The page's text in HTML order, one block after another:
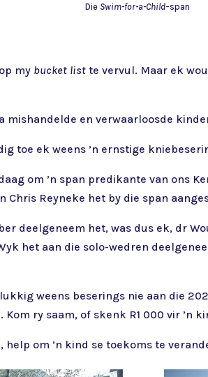
Die Swim-for-a-Child-span
my bucket list te vervul. Maar ek
mishandelde en verwaarloosde
toe ek weens ’n ernstige
om ’n span predikante van ons
Reyneke het by die span
deelgeneem het, was dus ek, dr
het aan die solo-wedren
weens beserings nie aan die
ry saam, of skenk R1 000 vir ’n
om ’n kind se toekoms te